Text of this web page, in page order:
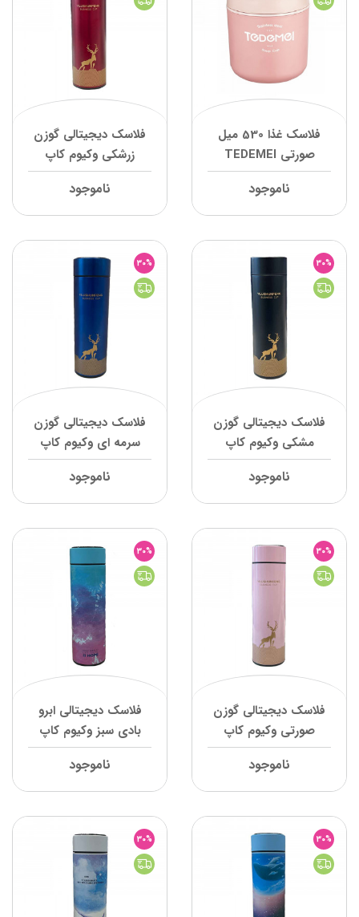
فلاسک غذا 530 میل
صورتی TEDEMEI
ناموجود
فلاسک دیجیتالی گوزن
زرشکی وکیوم کاپ
ناموجود
30%
فلاسک دیجیتالی گوزن
مشکی وکیوم کاپ
ناموجود
30%
فلاسک دیجیتالی گوزن
سرمه ای وکیوم کاپ
ناموجود
30%
فلاسک دیجیتالی گوزن
صورتی وکیوم کاپ
ناموجود
30%
فلاسک دیجیتالی ابرو
بادی سبز وکیوم کاپ
ناموجود
30%
30%